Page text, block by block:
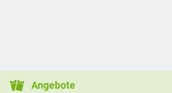
Angebote